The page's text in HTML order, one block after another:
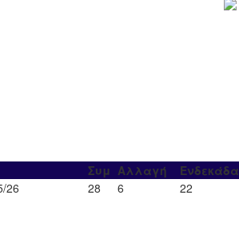
Συμ Αλλαγή Ενδεκάδα
26
28 6 22